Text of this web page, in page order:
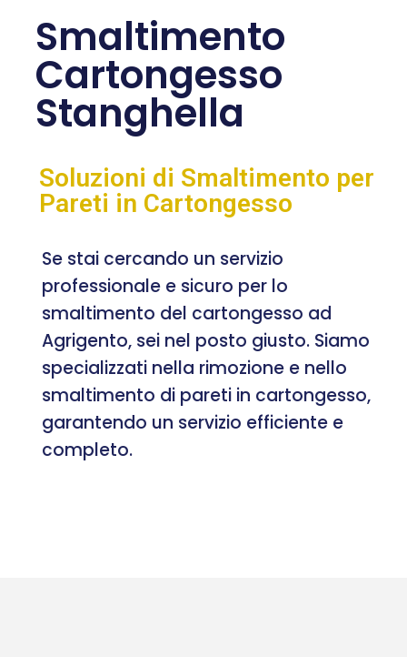
Smaltimento
Cartongesso
Stanghella
Soluzioni di Smaltimento per
Pareti in Cartongesso
Se stai cercando un servizio
professionale e sicuro per lo
smaltimento del cartongesso ad
Agrigento, sei nel posto giusto. Siamo
specializzati nella rimozione e nello
smaltimento di pareti in cartongesso,
garantendo un servizio efficiente e
completo.